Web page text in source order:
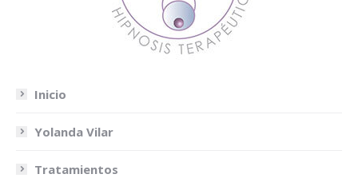
Inicio
Yolanda Vilar
Tratamientos